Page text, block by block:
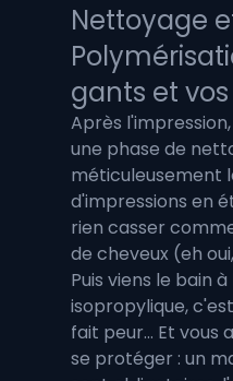
Nettoyage
gants et
Après
une phase de
méticuleusement
d'impressions en
rien casser
de cheveux (eh
Puis viens le bain
isopropylique,
fait peur... Et vous
se protéger : un